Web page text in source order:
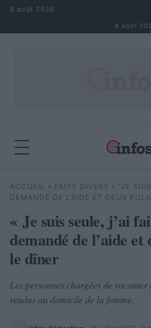
Aller au contenu
8 août 2026
8 août
Rechercher
ACCUEIL » FAITS DIVERS » “JE
DEMANDÉ DE L’AIDE ET DEUX
« Je suis seule, j’ai
demandé de l’aide
le dîner
Les personnes chargées de
rendus au domicile de la femme.